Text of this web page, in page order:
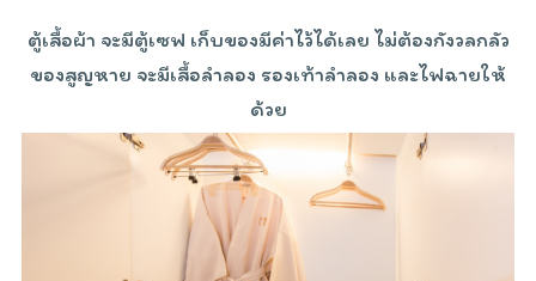
ตู้เสื้อผ้า จะมีตู้เซฟ เก็บของมีค่าไว้ได้เลย ไม่ต้องกังวลกลัว
ของสูญหาย จะมีเสื้อลำลอง รองเท้าลำลอง และไฟฉายให้
ด้วย